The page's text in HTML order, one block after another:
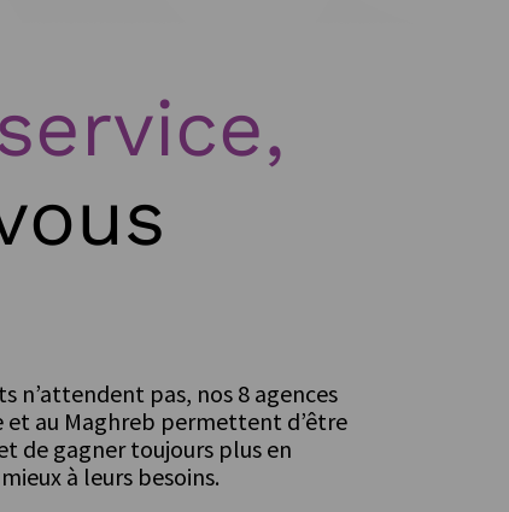
n’attendent pas, nos 8 agences
et au Maghreb permettent d’être
de gagner toujours plus en
à leurs besoins.